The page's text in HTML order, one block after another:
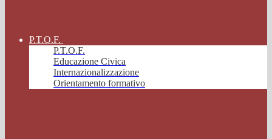
P.T.O.F.
P.T.O.F.
Educazione Civica
Internazionalizzazione
Orientamento formativo